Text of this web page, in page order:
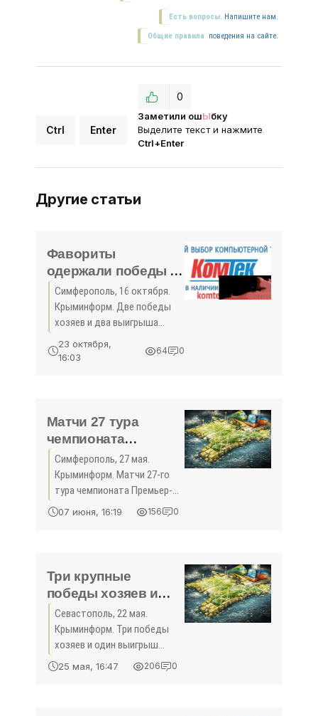
Есть вопросы. Напишите нам.
Общие правила поведения на сайте.
Ctrl Enter
Заметили ошЫбку
Выделите текст и нажмите
Ctrl+Enter
0
Другие статьи
Фавориты
одержали победы в
восьмом туре
чемпионата
Премьер-лиги КФС -
«Спорт Крыма»
Симферополь, 16 октября.
Крыминформ. Две победы
хозяев и два выигрыша
гостей зафиксированы в
восьмом туре чемпионата
матчи состоялись
23 октября,
16:03
64 0
Матчи 27 тура
чемпионата
Премьер-лиги КФС
состоятся на
выходных в Керчи,
Евпатории и
Симферополь, 27 мая.
Крыминформ. Матчи 27-го
тура чемпионата Премьер-
лиги Крымского
Керчи, Евпатории и
Симферопольском районе.
Все
07 июня, 16:19 156 0
Три крупные
победы хозяев и
рекордный
выигрыш гостей
зафиксированы в
25-м туре
Севастополь, 22 мая.
Крыминформ. Три победы
хозяев и один выигрыш
гостей зафиксированы в 25-
25 мая, 16:47 206 0